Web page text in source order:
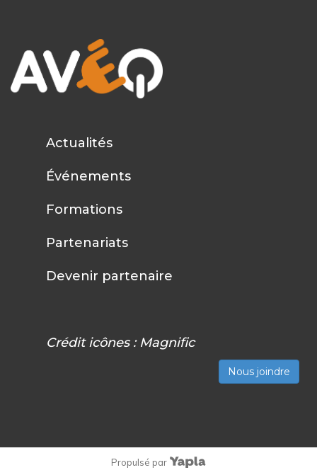
Actualités
Événements
Formations
Partenariats
Devenir partenaire
Crédit icônes : Magnific
Nous joindre
Propulsé par